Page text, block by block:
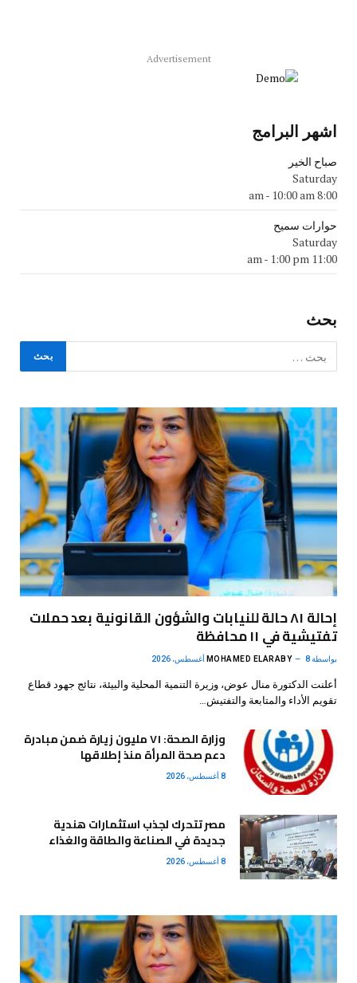
Advertisement
اشهر البرامج
صباح الخير
Saturday
8:00 am
- 10:00 am
حوارات سميح
Saturday
11:00 am
- 1:00 pm
بحث
إحالة ٨١ حالة للنيابات والشؤون القانونية بعد حملات
تفتيشية في ١١ محافظة
بواسطة MOHAMED ELARABY 8 أغسطس، 2026
أعلنت الدكتورة منال عوض، وزيرة التنمية المحلية والبيئة، نتائج جهود قطاع
تقويم الأداء والمتابعة والتفتيش…
وزارة الصحة: ٧١ مليون زيارة ضمن مبادرة
دعم صحة المرأة منذ إطلاقها
8 أغسطس، 2026
مصر تتحرك لجذب استثمارات هندية
جديدة في الصناعة والطاقة والغذاء
8 أغسطس، 2026